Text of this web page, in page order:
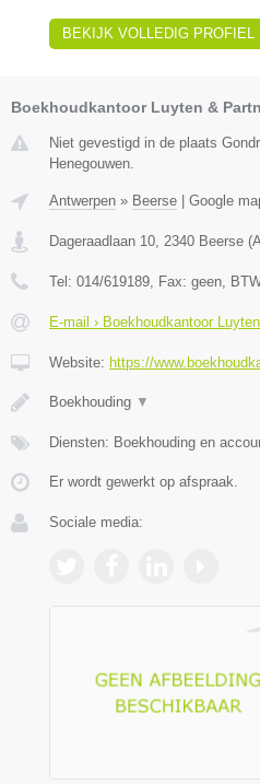
BEKIJK VOLLEDIG PROFIEL
Boekhoudkantoor Luyten &
Niet gevestigd in de plaats
Henegouwen.
Antwerpen » Beerse Google
Dageraadlaan 10, 2340 Beerse (
Tel: 014/619189, Fax: geen,
E-mail › Boekhoudkantoor
Website: https://
Boekhouding ▼
Diensten: Boekhouding en
Er wordt gewerkt op afspraak.
Sociale media: